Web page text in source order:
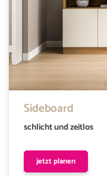
Sideboard
schlicht und zeitlos
jetzt planen